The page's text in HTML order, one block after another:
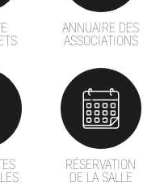
ANNUAIRE DES
ASSOCIATIONS
RÉSERVATION
DE LA SALLE